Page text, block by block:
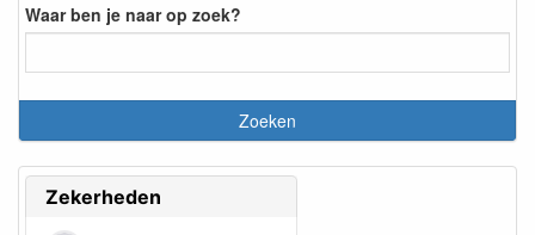
Waar ben je naar op zoek?